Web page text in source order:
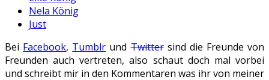
Nela König
Just
Bei Facebook, Tumblr undTwittersind die Freunde von
Freunden auch vertreten, also schaut doch mal vorbei
und schreibt mir in den Kommentaren was ihr von meiner